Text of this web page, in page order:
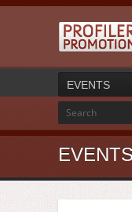
EVENTS
EVENTS